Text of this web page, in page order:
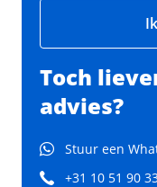
Toch
advies?
Stuur een
+31 10 51 90